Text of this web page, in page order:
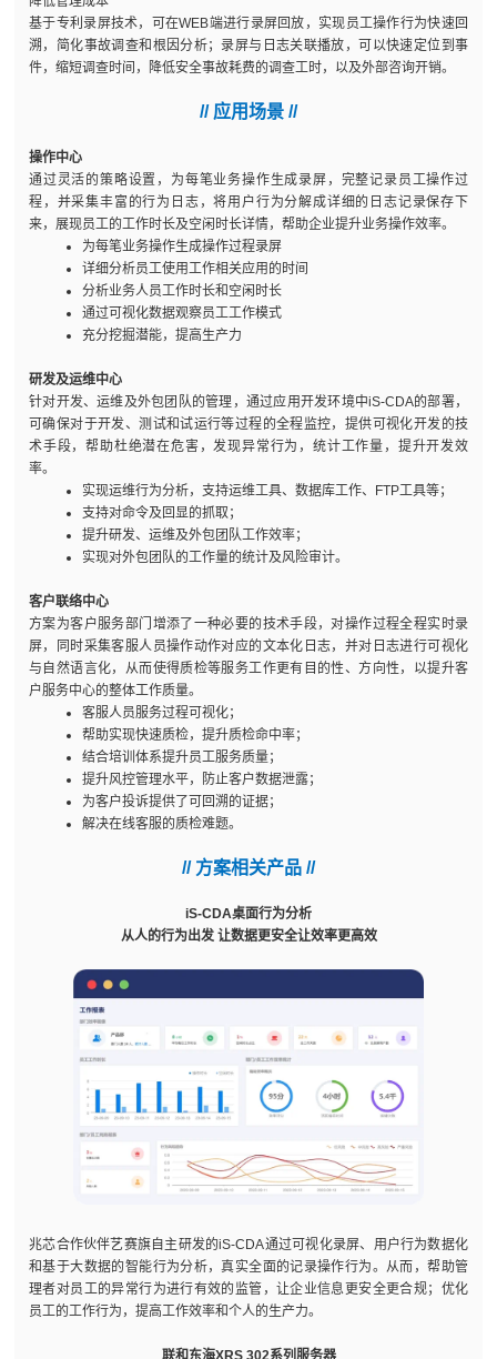
基于专利录屏技术，可在WEB端进行录屏回放，实现员工操作行为快速回
溯，简化事故调查和根因分析；录屏与日志关联播放，可以快速定位到事
件，缩短调查时间，降低安全事故耗费的调查工时，以及外部咨询开销。
// 应用场景 //
操作中心
通过灵活的策略设置，为每笔业务操作生成录屏，完整记录员工操作过
程，并采集丰富的行为日志，将用户行为分解成详细的日志记录保存下
来，展现员工的工作时长及空闲时长详情，帮助企业提升业务操作效率。
为每笔业务操作生成操作过程录屏
详细分析员工使用工作相关应用的时间
分析业务人员工作时长和空闲时长
通过可视化数据观察员工工作模式
充分挖掘潜能，提高生产力
研发及运维中心
针对开发、运维及外包团队的管理，通过应用开发环境中iS-CDA的部署，
可确保对于开发、测试和试运行等过程的全程监控，提供可视化开发的技
术手段，帮助杜绝潜在危害，发现异常行为，统计工作量，提升开发效
率。
实现运维行为分析，支持运维工具、数据库工作、FTP工具等；
支持对命令及回显的抓取；
提升研发、运维及外包团队工作效率；
实现对外包团队的工作量的统计及风险审计。
客户联络中心
方案为客户服务部门增添了一种必要的技术手段，对操作过程全程实时录
屏，同时采集客服人员操作动作对应的文本化日志，并对日志进行可视化
与自然语言化，从而使得质检等服务工作更有目的性、方向性，以提升客
户服务中心的整体工作质量。
客服人员服务过程可视化；
帮助实现快速质检，提升质检命中率；
结合培训体系提升员工服务质量；
提升风控管理水平，防止客户数据泄露；
为客户投诉提供了可回溯的证据；
解决在线客服的质检难题。
// 方案相关产品 //
iS-CDA桌面行为分析
从人的行为出发 让数据更安全让效率更高效
兆芯合作伙伴艺赛旗自主研发的iS-CDA通过可视化录屏、用户行为数据化
和基于大数据的智能行为分析，真实全面的记录操作行为。从而，帮助管
理者对员工的异常行为进行有效的监管，让企业信息更安全更合规；优化
员工的工作行为，提高工作效率和个人的生产力。